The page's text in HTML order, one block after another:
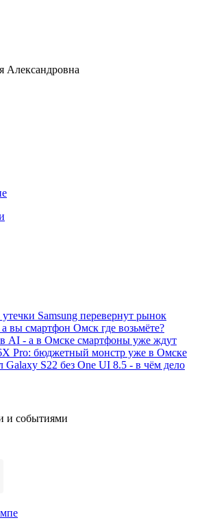
Samsung перевернут рынок
вы смартфон Омск где возьмёте?
AI - а в Омске смартфоны уже ждут
Pro: бюджетный монстр уже в Омске
Galaxy S22 без One UI 8.5 - в чём дело
и событиями